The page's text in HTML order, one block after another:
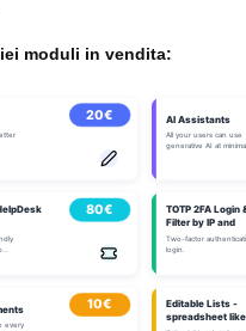
moduli in vendita: